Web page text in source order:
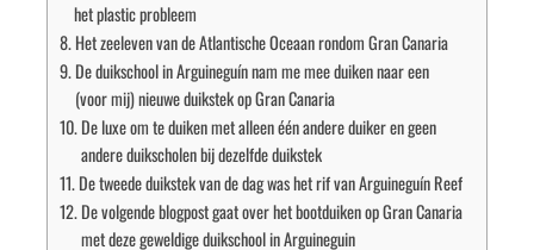
het plastic probleem
Het zeeleven van de Atlantische Oceaan rondom Gran Canaria
De duikschool in Arguineguín nam me mee duiken naar een
(voor mij) nieuwe duikstek op Gran Canaria
De luxe om te duiken met alleen één andere duiker en geen
andere duikscholen bij dezelfde duikstek
De tweede duikstek van de dag was het rif van Arguineguín Reef
De volgende blogpost gaat over het bootduiken op Gran Canaria
met deze geweldige duikschool in Arguineguin